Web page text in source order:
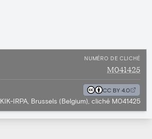
NUMÉRO DE CLICHÉ
M041425
CC BY 4.0
KIK-IRPA, Brussels (Belgium), cliché M041425